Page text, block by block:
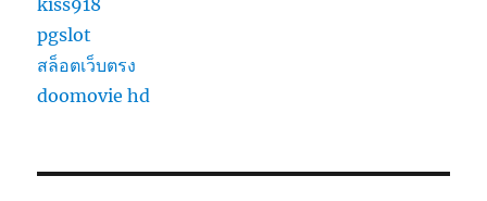
pgslot
สล็อตเว็บตรง
doomovie hd